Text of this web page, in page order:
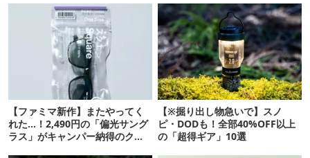
【ファミマ新作】またやってく
れた…！2,490円の「偏光サング
ラス」がキャンパー納得のクオ
【※掘り出し物急いで】スノ
ピ・DODも！全部40%OFF以上
の「超得ギア」10選